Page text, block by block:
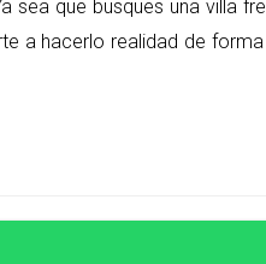
sea que busques una villa
a hacerlo realidad de forma